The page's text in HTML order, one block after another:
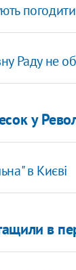
Раду не
у
в Києві
в